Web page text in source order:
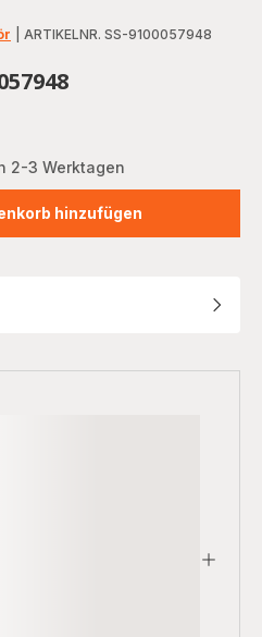
ARTIKELNR. SS-9100057948
2-3 Werktagen
hinzufügen